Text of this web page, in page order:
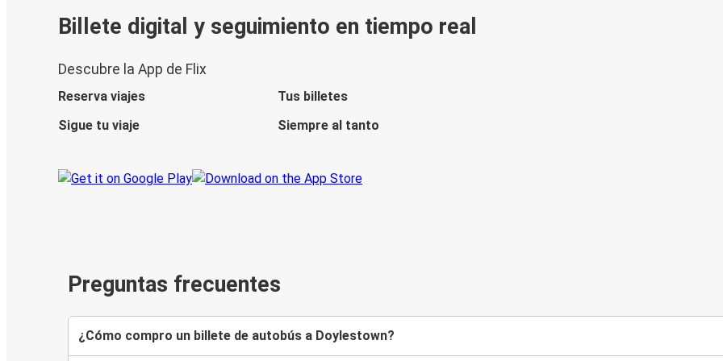
Billete digital y seguimiento en tiempo real
Descubre la App de Flix
Reserva viajes
Tus billetes
Sigue tu viaje
Siempre al tanto
Preguntas frecuentes
¿Cómo compro un billete de autobús a Doylestown?